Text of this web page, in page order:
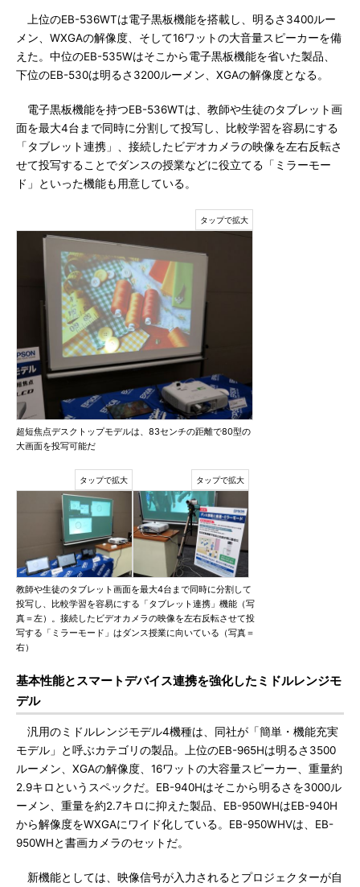
上位のEB-536WTは電子黒板機能を搭載し、明るさ3400ルー
メン、WXGAの解像度、そして16ワットの大音量スピーカーを備
えた。中位のEB-535Wはそこから電子黒板機能を省いた製品、
下位のEB-530は明るさ3200ルーメン、XGAの解像度となる。
電子黒板機能を持つEB-536WTは、教師や生徒のタブレット画
面を最大4台まで同時に分割して投写し、比較学習を容易にする
「タブレット連携」、接続したビデオカメラの映像を左右反転さ
せて投写することでダンスの授業などに役立てる「ミラーモー
ド」といった機能も用意している。
超短焦点デスクトップモデルは、83センチの距離で80型の
大画面を投写可能だ
教師や生徒のタブレット画面を最大4台まで同時に分割して
投写し、比較学習を容易にする「タブレット連携」機能（写
真＝左）。接続したビデオカメラの映像を左右反転させて投
写する「ミラーモード」はダンス授業に向いている（写真＝
右）
基本性能とスマートデバイス連携を強化したミドルレンジモ
デル
汎用のミドルレンジモデル4機種は、同社が「簡単・機能充実
モデル」と呼ぶカテゴリの製品。上位のEB-965Hは明るさ3500
ルーメン、XGAの解像度、16ワットの大容量スピーカー、重量約
2.9キロというスペックだ。EB-940Hはそこから明るさを3000ル
ーメン、重量を約2.7キロに抑えた製品、EB-950WHはEB-940H
から解像度をWXGAにワイド化している。EB-950WHVは、EB-
950WHと書画カメラのセットだ。
新機能としては、映像信号が入力されるとプロジェクターが自